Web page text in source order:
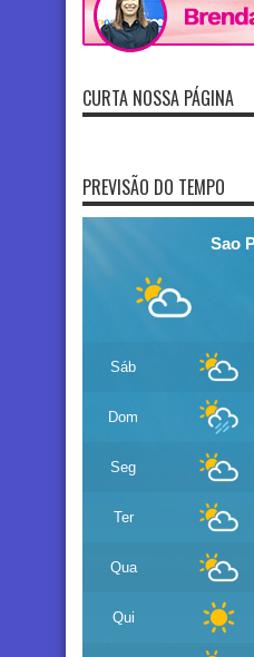
CURTA NOSSA PÁGINA
PREVISÃO DO TEMPO
Sao
Sáb
Dom
Seg
Ter
Qua
Qui